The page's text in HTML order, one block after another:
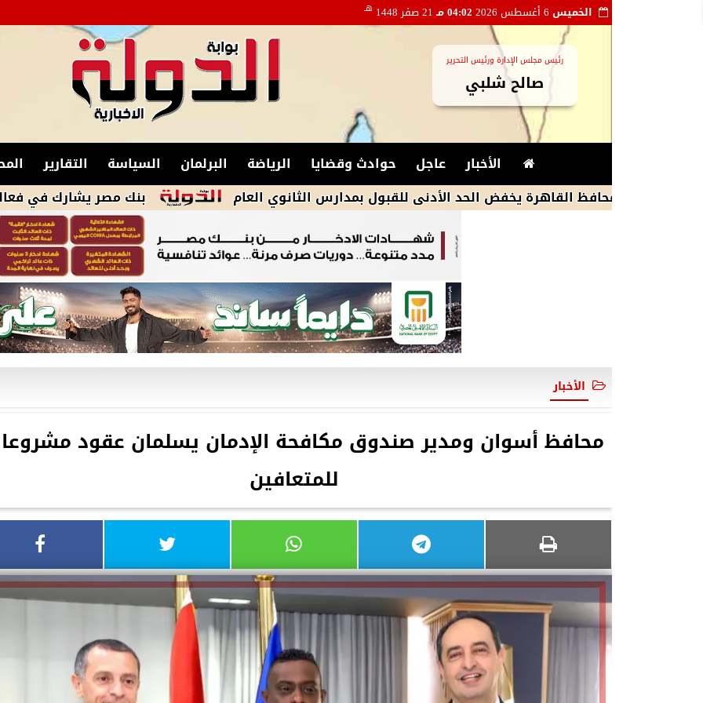
الخميس 04:02 مـ 21 صفر 1448 هـ
رئيس مجلس الإدارة ورئيس التحرير
صالح شلبي
الأخبار عاجل حوادث وقضايا الرياضة البرلمان السياسة التقارير
بنك مصر يشارك في فعاليات اليوم
محافظ القاهرة يخفض الحد الأدنى للقبول بمدارس الثانوي العام
الأخبار
محافظ أسوان ومدير صندوق مكافحة الإدمان يسلمان عقود
للمتعافين